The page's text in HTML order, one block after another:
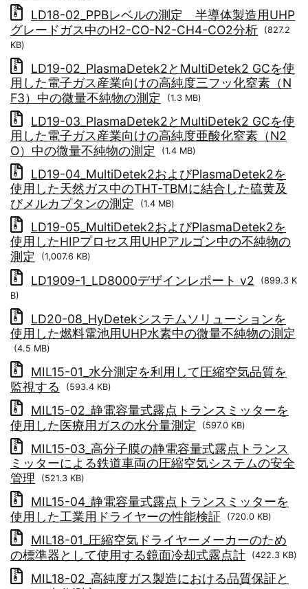
LD18-02_PPBレベルの測定 半導体製造用UHP
グレードガス中のH2-CO-N2-CH4-CO2分析
(827.2
KB)
LD19-02_PlasmaDetek2とMultiDetek2 GCを使
用した電子ガス産業向けの高純度三フッ化窒素（N
F3）中の微量不純物の測定
(1.3 MB)
LD19-03_PlasmaDetek2とMultiDetek2 GCを使
用した電子ガス産業向けの高純度亜酸化窒素（N2
O）中の微量不純物の測定
(1.4 MB)
LD19-04_MultiDetek2およびPlasmaDetek2を
使用した天然ガス中のTHT-TBMに結合した硫黄及
びメルカプタンの測定
(1.4 MB)
LD19-05_MultiDetek2およびPlasmaDetek2を
使用したHIPプロセス用UHPアルゴン中の不純物の
測定
(1,007.6 KB)
LD1909-1_LD8000デザインレポート v2
(899.3 K
B)
LD20-08_HyDetekシステムソリューションを
使用した燃料電池用UHP水素中の微量不純物の測定
(4.5 MB)
MIL15-01_水分測定を利用して圧縮空気品質を
監視する
(593.4 KB)
MIL15-02_静電容量式露点トランスミッターを
使用した医療用ガスの水分量測定
(597.0 KB)
MIL15-03_高分子膜の静電容量式露点トランス
ミッターによる鉄道車両の圧縮空気システムの安全
管理
(521.3 KB)
MIL15-04_静電容量式露点トランスミッターを
使用した工業用ドライヤーの性能検証
(720.0 KB)
MIL18-01_圧縮空気ドライヤーメーカーのため
の標準器として使用する鏡面冷却式露点計
(422.3 KB)
MIL18-02_高純度ガス製造における品質保証と